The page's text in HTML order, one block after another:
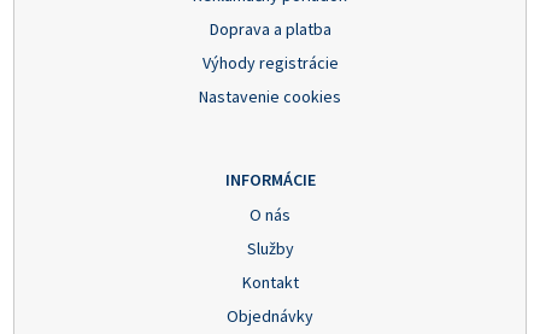
Doprava a platba
Výhody registrácie
Nastavenie cookies
INFORMÁCIE
O nás
Služby
Kontakt
Objednávky